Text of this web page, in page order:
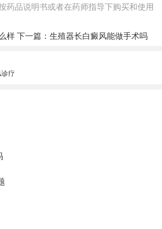
药品说明书或者在药师指导下购买和使用
样 下一篇： 生殖器长白癜风能做手术吗
疗